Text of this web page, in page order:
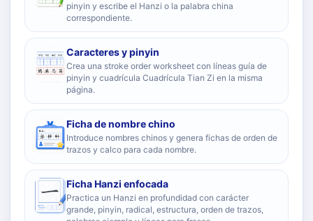
pinyin y escribe el Hanzi o la palabra china
correspondiente.
Caracteres y pinyin
Crea una stroke order worksheet con líneas guía de
pinyin y cuadrícula Cuadrícula Tian Zi en la misma
página.
Ficha de nombre chino
Introduce nombres chinos y genera fichas de orden de
trazos y calco para cada nombre.
Ficha Hanzi enfocada
Practica un Hanzi en profundidad con carácter
grande, pinyin, radical, estructura, orden de trazos,